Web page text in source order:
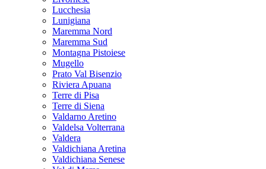
Lucchesia
Lunigiana
Maremma Nord
Maremma Sud
Montagna Pistoiese
Mugello
Prato Val Bisenzio
Riviera Apuana
Terre di Pisa
Terre di Siena
Valdarno Aretino
Valdelsa Volterrana
Valdera
Valdichiana Aretina
Valdichiana Senese